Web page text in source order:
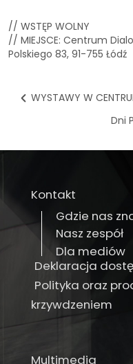
// WSTĘP WOLNY
// MIEJSCE: Centrum
Polskiego 83, 91-755 Łódź
WYSTAWY W
Dni
Kontakt
Gdzie nas
Nasz zespół
Dla mediów
Deklaracja
Polityka oraz
krzywdzeniem
Multimedia